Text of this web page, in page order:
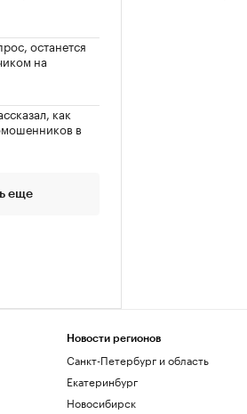
останется
на
как
в
еще
Новости регионов
Санкт-Петербург и область
Екатеринбург
Новосибирск